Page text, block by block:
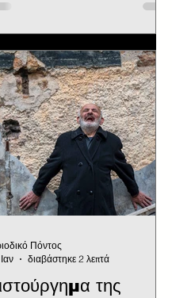
το γενέσιο του αγίου
της Τραπεζούντας,
λίγα λόγια στη φανέρωσή
ίδιο τον άγιο Ευγένιο. Οι
της Τραπεζούντας
πάντοτε τόσο τον
Θεό, που ήταν χορηγός και
της ζωής
της
Πόντος
διαβάστηκε 2 λεπτά